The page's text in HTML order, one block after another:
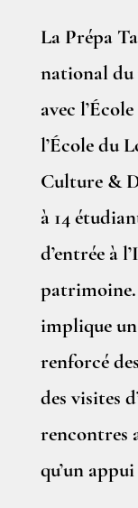
La Prépa
national
avec
l’École du
Culture &
à 14
d’entrée à
patrimoine.
implique
renforcé
des visites
rencontres
qu’un